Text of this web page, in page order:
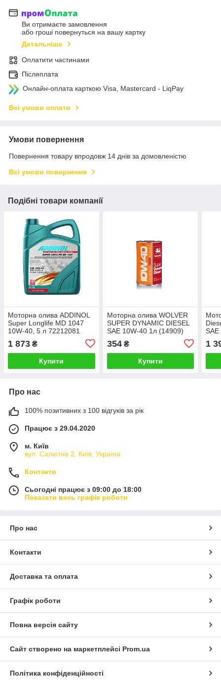
Ви отримаєте замовлення
або гроші повернуться на вашу картку
Детальніше
Оплатити частинами
Післяплата
Онлайн-оплата карткою Visa, Mastercard - LiqPay
Всі умови оплати
Умови повернення
Повернення товару впродовж 14 днів за домовленістю
Всі умови повернення
Подібні товари компанії
Моторна олива ADDINOL
Super Longlife MD 1047
10W-40, 5 л 72212081
1 873 ₴
Купити
Моторна олива WOLVER
SUPER DYNAMIC DIESEL
SAE 10W-40 1л (14909)
354₴
Купити
1
Про нас
100% позитивних з 100 відгуків за рік
Працює з 29.04.2020
м. Київ
вул. Салютна 2, Київ, Україна
Контакти
Сьогодні працює з 09:00 до 18:00
Показати весь графік роботи
Про нас
Контакти
Доставка та оплата
Графік роботи
Повна версія сайту
Сайт створено на маркетплейсі Prom.ua
Політика конфіденційності